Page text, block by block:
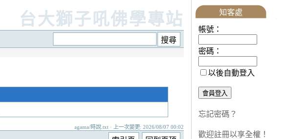
台大獅子吼佛學專站
agama/時說.txt · 上一次變更: 2026/08/07 00:02
知客處
帳號：
密碼：
以後自動登入
忘記密碼？
歡迎註冊以享全權！